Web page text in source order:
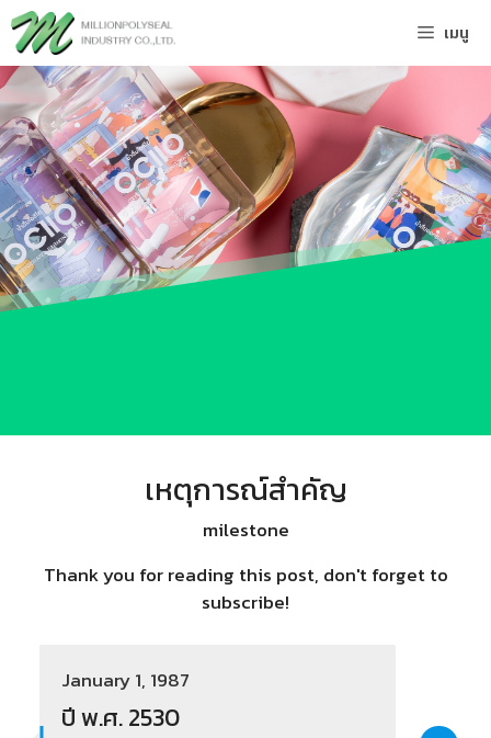
Skip
to
content
เมนู
เหตุการณ์สำคัญ
milestone
Thank you for reading this post, don't forget to
subscribe!
January 1, 1987
ปี พ.ศ. 2530